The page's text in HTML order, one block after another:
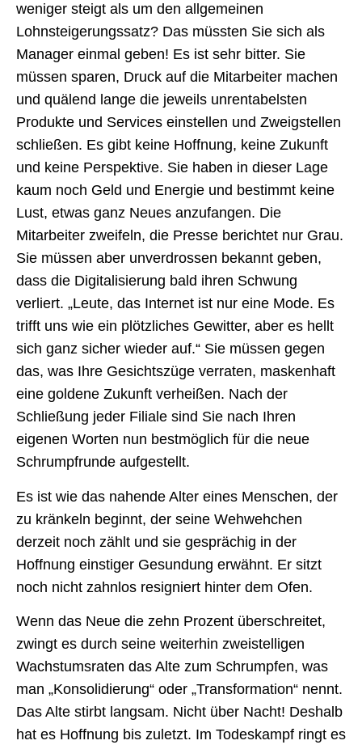
weniger steigt als um den allgemeinen
Lohnsteigerungssatz? Das müssten Sie sich als
Manager einmal geben! Es ist sehr bitter. Sie
müssen sparen, Druck auf die Mitarbeiter machen
und quälend lange die jeweils unrentabelsten
Produkte und Services einstellen und Zweigstellen
schließen. Es gibt keine Hoffnung, keine Zukunft
und keine Perspektive. Sie haben in dieser Lage
kaum noch Geld und Energie und bestimmt keine
Lust, etwas ganz Neues anzufangen. Die
Mitarbeiter zweifeln, die Presse berichtet nur Grau.
Sie müssen aber unverdrossen bekannt geben,
dass die Digitalisierung bald ihren Schwung
verliert. „Leute, das Internet ist nur eine Mode. Es
trifft uns wie ein plötzliches Gewitter, aber es hellt
sich ganz sicher wieder auf.“ Sie müssen gegen
das, was Ihre Gesichtszüge verraten, maskenhaft
eine goldene Zukunft verheißen. Nach der
Schließung jeder Filiale sind Sie nach Ihren
eigenen Worten nun bestmöglich für die neue
Schrumpfrunde aufgestellt.
Es ist wie das nahende Alter eines Menschen, der
zu kränkeln beginnt, der seine Wehwehchen
derzeit noch zählt und sie gesprächig in der
Hoffnung einstiger Gesundung erwähnt. Er sitzt
noch nicht zahnlos resigniert hinter dem Ofen.
Wenn das Neue die zehn Prozent überschreitet,
zwingt es durch seine weiterhin zweistelligen
Wachstumsraten das Alte zum Schrumpfen, was
man „Konsolidierung“ oder „Transformation“ nennt.
Das Alte stirbt langsam. Nicht über Nacht! Deshalb
hat es Hoffnung bis zuletzt. Im Todeskampf ringt es